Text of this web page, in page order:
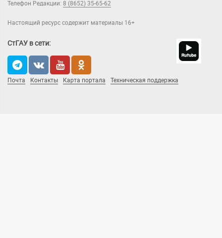
Телефон Редакции: 8 (8652) 35-65-62
Настоящий ресурс содержит материалы 16+
СтГАУ в сети:
Почта Контакты Карта портала Техническая поддержка